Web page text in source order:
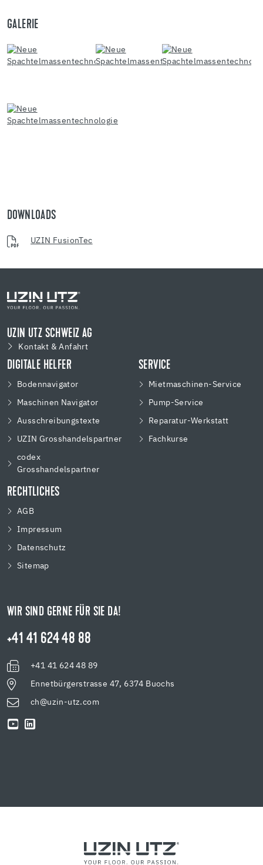
GALERIE
DOWNLOADS
UZIN FusionTec
UZIN UTZ SCHWEIZ AG
Kontakt & Anfahrt
DIGITALE HELFER
Bodennavigator
Maschinen Navigator
Ausschreibungstexte
UZIN Grosshandelspartner
codex
Grosshandelspartner
SERVICE
Mietmaschinen-Service
Pump-Service
Reparatur-Werkstatt
Fachkurse
RECHTLICHES
AGB
Impressum
Datenschutz
Sitemap
WIR SIND GERNE FÜR SIE DA!
+41 41 624 48 88
+41 41 624 48 89
Ennetbürgerstrasse 47, 6374 Buochs
ch@uzin-utz.com